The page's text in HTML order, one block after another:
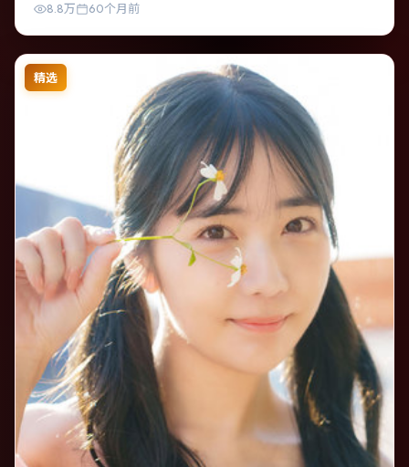
8.8万 60个月前
精选